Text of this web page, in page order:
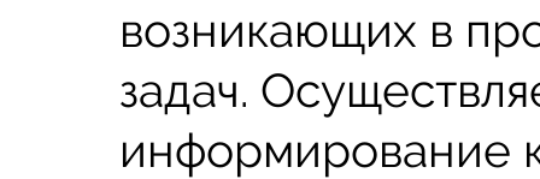
возникающих в
задач.
информирование